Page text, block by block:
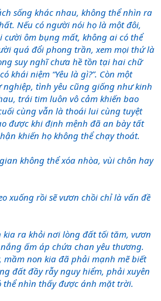
sống khác nhau, không thể nhìn ra
Nếu có người nói họ là một đôi,
cười ôm bụng mất, không ai có thể
quá đổi phong trần, xem mọi thứ là
suy nghĩ chưa hề tồn tại hai chữ
khái niệm “Yêu là gì?”. Còn một
tình yêu cũng giống như kinh
trái tim luôn vô cảm khiến bao
cùng vẫn là thoái lui cùng tuyệt
được khi định mệnh đã an bày tất
khiến họ không thể chạy thoát.
không thể xóa nhòa, vùi chôn hay
xuống rồi sẽ vươn chồi chỉ là vấn đề
ra khỏi nơi lòng đất tối tăm, vươn
ấm áp chứa chan yêu thương.
mầm non kia đã phải mạnh mẽ biết
đất đầy rẫy nguy hiểm, phải xuyên
nhìn thấy được ánh mặt trời.